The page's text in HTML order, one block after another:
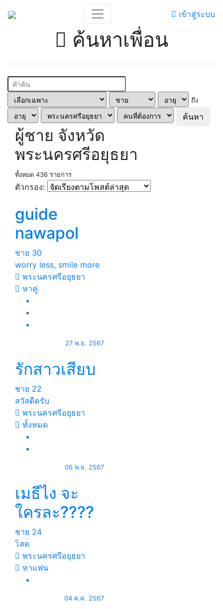
เข้าสู่ระบบ
ค้นหาเพื่อน
ถึง
ค้นหา
ผู้ชาย จังหวัด
พระนครศรีอยุธยา
ทั้งหมด 436 รายการ
ตัวกรอง:
guide
nawapol
ชาย 30
worry less, smile more
พระนครศรีอยุธยา
หาคู่
27 พ.ย. 2567
รักสาวเสียบ
ชาย 22
สวัสดีครับ
พระนครศรีอยุธยา
ทั้งหมด
06 พ.ย. 2567
เมธีไง จะ
ใครละ????
ชาย 24
โสด
พระนครศรีอยุธยา
หาแฟน
04 ต.ค. 2567